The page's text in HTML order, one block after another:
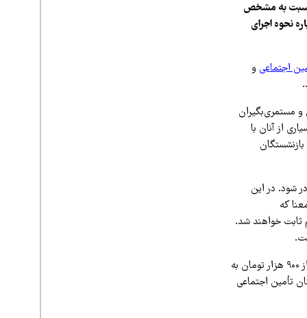
نسبت به مشخص
نحوه اجرای
اجتماعی و
و مستمری‌بگیران
از آنان با
شود. در این
که
۴۵ درصدی به‌علاوه یک رقم ثابت خواهند شد.
بر اساس مصوبه شورای عالی کار و ابلاغ هیأت دولت، حق مسکن کارگران شاغل از ابتدای سال جاری از ۹۰۰ هزار تومان به
تأمین اجتماعی